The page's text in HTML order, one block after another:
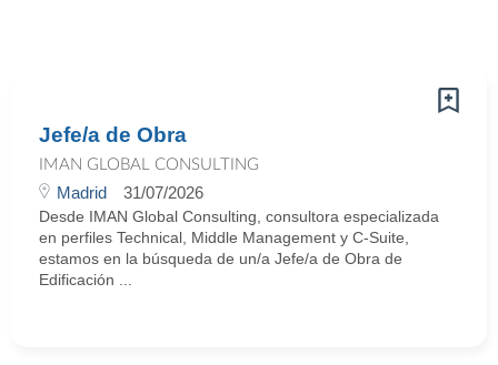
Jefe/a de Obra
IMAN GLOBAL CONSULTING
Madrid 31/07/2026
Desde IMAN Global Consulting, consultora especializada
en perfiles Technical, Middle Management y C-Suite,
estamos en la búsqueda de un/a Jefe/a de Obra de
Edificación ...